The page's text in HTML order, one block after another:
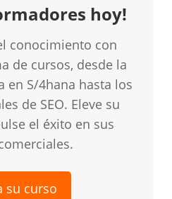
hoy!
conocimiento con
de cursos, desde la
en S/4hana hasta los
de SEO. Eleve su
el éxito en sus
su curso